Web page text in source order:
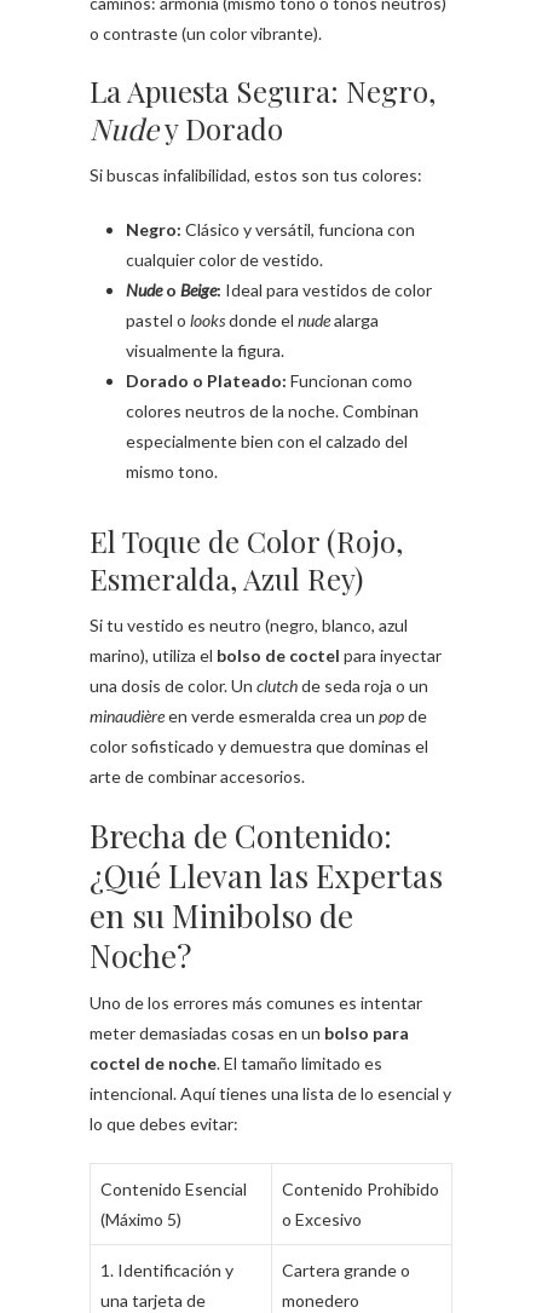
o contraste (un color vibrante).
La Apuesta Segura: Negro,
Nudey Dorado
Si buscas infalibilidad, estos son tus colores:
Negro: Clásico y versátil, funciona con
cualquier color de vestido.
Nudeo Beige: Ideal para vestidos de color
pastel o looksdonde el nudealarga
visualmente la figura.
Dorado o Plateado: Funcionan como
colores neutros de la noche. Combinan
especialmente bien con el calzado del
mismo tono.
El Toque de Color (Rojo,
Esmeralda, Azul Rey)
Si tu vestido es neutro (negro, blanco, azul
marino), utiliza el bolso de coctel para inyectar
una dosis de color. Un clutchde seda roja o un
minaudièreen verde esmeralda crea un popde
color sofisticado y demuestra que dominas el
arte de combinar accesorios.
Brecha de Contenido:
¿Qué Llevan las Expertas
en su Minibolso de
Noche?
Uno de los errores más comunes es intentar
meter demasiadas cosas en un bolso para
coctel de noche. El tamaño limitado es
intencional. Aquí tienes una lista de lo esencial y
lo que debes evitar:
Contenido Esencial
(Máximo 5)
Contenido Prohibido
o Excesivo
1. Identificación y
una tarjeta de
Cartera grande o
monedero